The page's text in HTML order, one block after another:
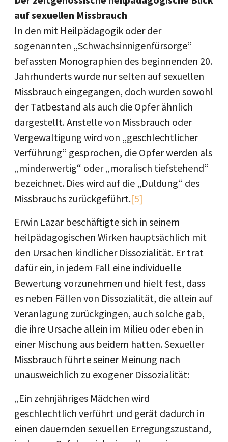
auf sexuellen Missbrauch
In den mit Heilpädagogik oder der
sogenannten „Schwachsinnigenfürsorge“
befassten Monographien des beginnenden 20.
Jahrhunderts wurde nur selten auf sexuellen
Missbrauch eingegangen, doch wurden sowohl
der Tatbestand als auch die Opfer ähnlich
dargestellt. Anstelle von Missbrauch oder
Vergewaltigung wird von „geschlechtlicher
Verführung“ gesprochen, die Opfer werden als
„minderwertig“ oder „moralisch tiefstehend“
bezeichnet. Dies wird auf die „Duldung“ des
Missbrauchs zurückgeführt.[5]
Erwin Lazar beschäftigte sich in seinem
heilpädagogischen Wirken hauptsächlich mit
den Ursachen kindlicher Dissozialität. Er trat
dafür ein, in jedem Fall eine individuelle
Bewertung vorzunehmen und hielt fest, dass
es neben Fällen von Dissozialität, die allein auf
Veranlagung zurückgingen, auch solche gab,
die ihre Ursache allein im Milieu oder eben in
einer Mischung aus beidem hatten. Sexueller
Missbrauch führte seiner Meinung nach
unausweichlich zu exogener Dissozialität:
„Ein zehnjähriges Mädchen wird
geschlechtlich verführt und gerät dadurch in
einen dauernden sexuellen Erregungszustand,